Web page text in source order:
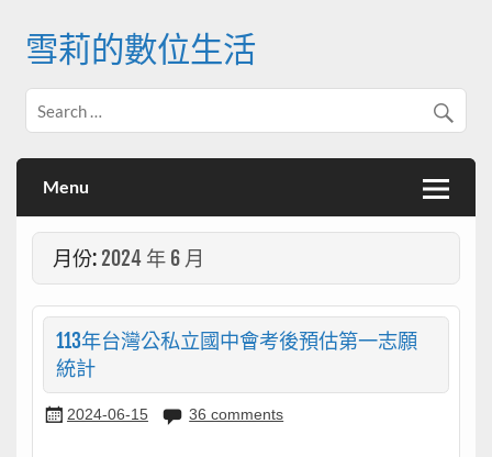
content雪莉的數位生活
Menu
月份: 2024 年 6 月
113年台灣公私立國中會考後預估第一志願
統計
2024-06-15 36 comments